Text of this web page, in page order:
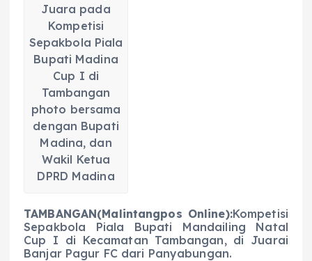
Juara pada
Kompetisi
Sepakbola Piala
Bupati Madina
Cup I di
Tambangan
photo bersama
dengan Bupati
Madina, dan
Wakil Ketua
DPRD Madina
TAMBANGAN(Malintangpos Online):Kompetisi
Sepakbola Piala Bupati Mandailing Natal
Cup I di Kecamatan Tambangan, di Juarai
Banjar Pagur FC dari Panyabungan.